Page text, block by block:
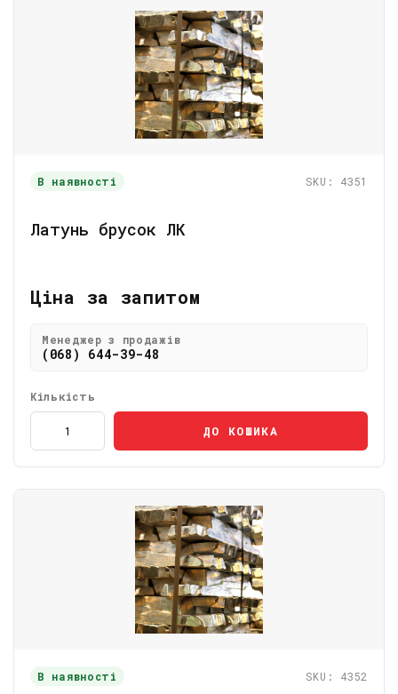
В наявності SKU: 4351
Латунь брусок ЛК
Ціна за запитом
Менеджер з продажів
(068) 644-39-48
Кількість
ДО КОШИКА
В наявності SKU: 4352